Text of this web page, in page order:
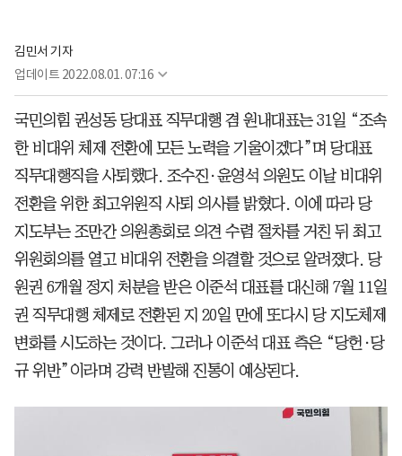
김민서 기자
업데이트 2022.08.01. 07:16
국민의힘 권성동 당대표 직무대행 겸 원내대표는 31일 “조속
한 비대위 체제 전환에 모든 노력을 기울이겠다”며 당대표
직무대행직을 사퇴했다. 조수진·윤영석 의원도 이날 비대위
전환을 위한 최고위원직 사퇴 의사를 밝혔다. 이에 따라 당
지도부는 조만간 의원총회로 의견 수렴 절차를 거친 뒤 최고
위원회의를 열고 비대위 전환을 의결할 것으로 알려졌다. 당
원권 6개월 정지 처분을 받은 이준석 대표를 대신해 7월 11일
권 직무대행 체제로 전환된 지 20일 만에 또다시 당 지도체제
변화를 시도하는 것이다. 그러나 이준석 대표 측은 “당헌·당
규 위반”이라며 강력 반발해 진통이 예상된다.